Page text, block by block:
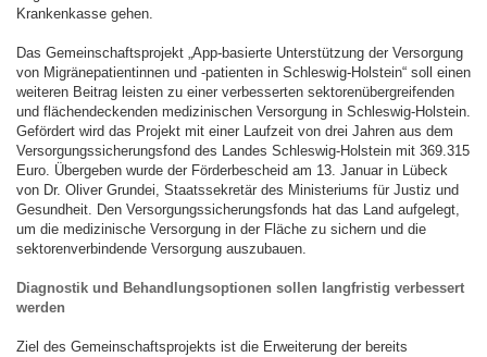
Krankenkasse gehen.
Das Gemeinschaftsprojekt „App-basierte Unterstützung der Versorgung
von Migränepatientinnen und -patienten in Schleswig-Holstein“ soll einen
weiteren Beitrag leisten zu einer verbesserten sektorenübergreifenden
und flächendeckenden medizinischen Versorgung in Schleswig-Holstein.
Gefördert wird das Projekt mit einer Laufzeit von drei Jahren aus dem
Versorgungssicherungsfond des Landes Schleswig-Holstein mit 369.315
Euro. Übergeben wurde der Förderbescheid am 13. Januar in Lübeck
von Dr. Oliver Grundei, Staatssekretär des Ministeriums für Justiz und
Gesundheit. Den Versorgungssicherungsfonds hat das Land aufgelegt,
um die medizinische Versorgung in der Fläche zu sichern und die
sektorenverbindende Versorgung auszubauen.
Diagnostik und Behandlungsoptionen sollen langfristig verbessert
werden
Ziel des Gemeinschaftsprojekts ist die Erweiterung der bereits